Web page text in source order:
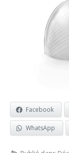
Facebook
WhatsApp